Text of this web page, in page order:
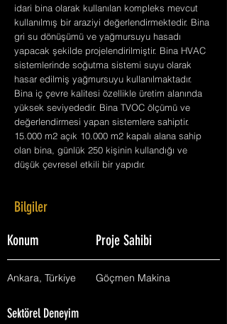
idari bina olarak kullanılan kompleks mevcut
kullanılmış bir araziyi değerlendirmektedir. Bina
gri su dönüşümü ve yağmursuyu hasadı
yapacak şekilde projelendirilmiştir. Bina HVAC
sistemlerinde soğutma sistemi suyu olarak
hasar edilmiş yağmursuyu kullanılmaktadır.
Bina iç çevre kalitesi özellikle üretim alanında
yüksek seviyededir. Bina TVOC ölçümü ve
değerlendirmesi yapan sistemlere sahiptir.
15.000 m2 açık 10.000 m2 kapalı alana sahip
olan bina, günlük 250 kişinin kullandığı ve
düşük çevresel etkili bir yapıdır.
Bilgiler
Konum Proje Sahibi
Ankara, Türkiye Göçmen Makina
Sektörel Deneyim